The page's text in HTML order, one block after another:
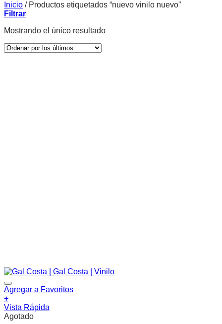
Inicio /Productos etiquetados “nuevo vinilo nuevo”
Filtrar
Mostrando el único resultado
Agregar a Favoritos
+
Vista Rápida
Agotado